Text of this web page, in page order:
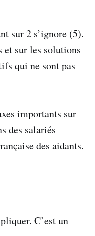
sur 2 s’ignore (5).
et sur les solutions
qui ne sont pas
importants sur
des salariés
des aidants.
C’est un